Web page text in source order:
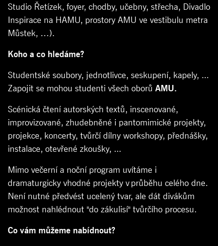
Studio Řetízek, foyer, chodby, učebny, střecha, Divadlo
Inspirace na HAMU, prostory AMU ve vestibulu metra
Můstek, …).
Koho a co hledáme?
Studentské soubory, jednotlivce, seskupení, kapely, ...
Zapojit se mohou studenti všech oborů AMU.
Scénická čtení autorských textů, inscenované,
improvizované, zhudebněné i pantomimické projekty,
projekce, koncerty, tvůrčí dílny workshopy, přednášky,
instalace, otevřené zkoušky, ...
Mimo večerní a noční program uvítáme i
dramaturgicky vhodné projekty v průběhu celého dne.
Není nutné předvést ucelený tvar, ale dát divákům
možnost nahlédnout "do zákulisí" tvůrčího procesu.
Co vám můžeme nabídnout?